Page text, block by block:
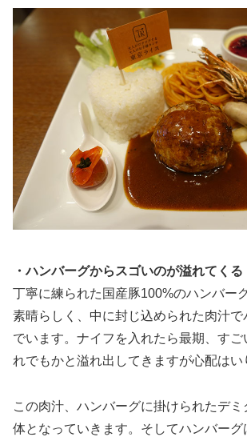
・ハンバーグからスゴいのが溢れてくる
丁寧に練られた国産豚100%のハンバー
素晴らしく、中に封じ込められた肉汁で
でいます。ナイフを入れたら最期、すご
れでもかと溢れ出してきますが心配はい
この肉汁、ハンバーグに掛けられたデ
体となっていきます。そしてハンバーグ